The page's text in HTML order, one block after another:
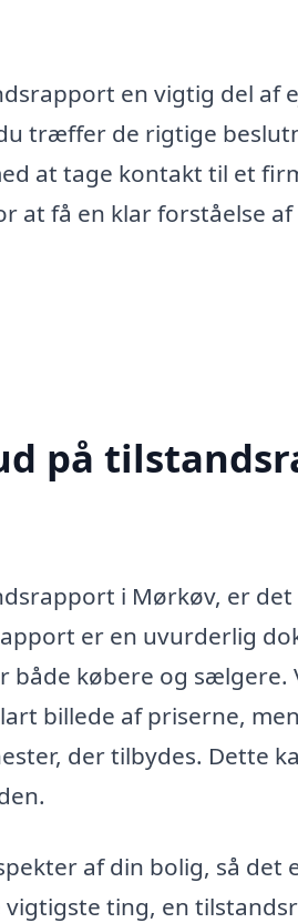
en vigtig del af
træffer de rigtige
at tage kontakt til et
at få en klar forståelse
på
i Mørkøv, er det
er en uvurderlig
købere og sælgere.
billede af priserne,
der tilbydes. Dette
af din bolig, så det
ting, en